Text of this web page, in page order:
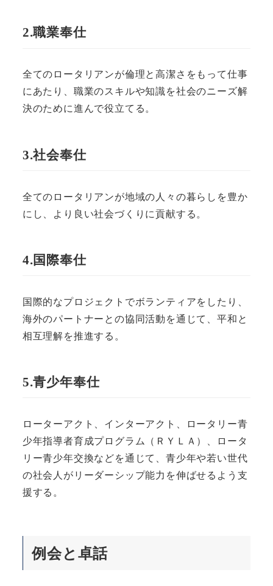
2.職業奉仕
全てのロータリアンが倫理と高潔さをもって仕事
にあたり、職業のスキルや知識を社会のニーズ解
決のために進んで役立てる。
3.社会奉仕
全てのロータリアンが地域の人々の暮らしを豊か
にし、より良い社会づくりに貢献する。
4.国際奉仕
国際的なプロジェクトでボランティアをしたり、
海外のパートナーとの協同活動を通じて、平和と
相互理解を推進する。
5.青少年奉仕
ローターアクト、インターアクト、ロータリー青
少年指導者育成プログラム（ＲＹＬＡ）、ロータ
リー青少年交換などを通じて、青少年や若い世代
の社会人がリーダーシップ能力を伸ばせるよう支
援する。
例会と卓話